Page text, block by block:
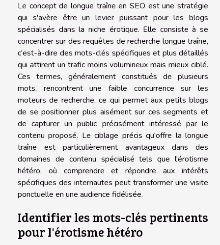
Le concept de longue traîne en SEO est une stratégie
qui s'avère être un levier puissant pour les blogs
spécialisés dans la niche érotique. Elle consiste à se
concentrer sur des requêtes de recherche longue traîne,
c'est-à-dire des mots-clés spécifiques et plus détaillés
qui attirent un trafic moins volumineux mais mieux ciblé.
Ces termes, généralement constitués de plusieurs
mots, rencontrent une faible concurrence sur les
moteurs de recherche, ce qui permet aux petits blogs
de se positionner plus aisément sur ces segments et
de capturer un public précisément intéressé par le
contenu proposé. Le ciblage précis qu'offre la longue
traîne est particulièrement avantageux dans des
domaines de contenu spécialisé tels que l'érotisme
hétéro, où comprendre et répondre aux intérêts
spécifiques des internautes peut transformer une visite
ponctuelle en une audience fidélisée.
Identifier les mots-clés pertinents
pour l'érotisme hétéro